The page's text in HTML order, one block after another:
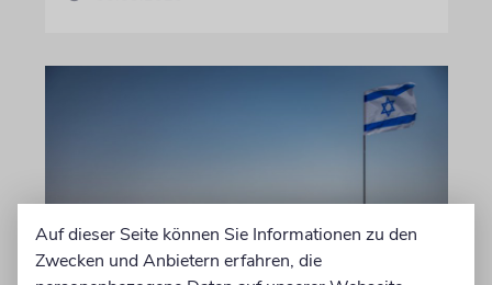
Auf dieser Seite können Sie Informationen zu den
Zwecken und Anbietern erfahren, die